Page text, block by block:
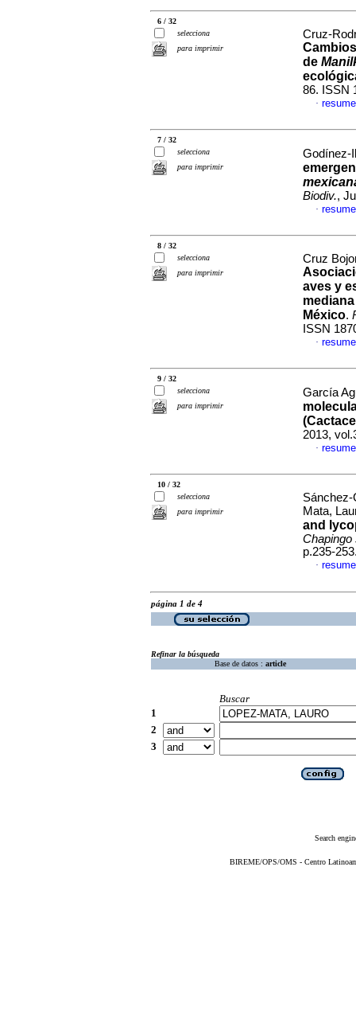
6 / 32
selecciona
para imprimir
Cruz-
de
86. ISSN
·
7 / 32
selecciona
para imprimir
Godínez-
Biodiv.,
·
8 / 32
selecciona
para imprimir
Cruz
aves y
México.
ISSN
·
9 / 32
selecciona
para imprimir
García
2013,
·
10 / 32
selecciona
para imprimir
Sánchez-
Mata,
and
Chapingo
p.235-
·
página 1 de 4
Refinar la búsqueda
Base de datos : article
Buscar
1
2
3
Search
BIREME/OPS/OMS - Centro